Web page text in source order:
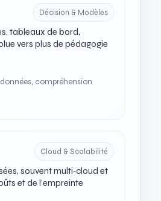
Décision & Modèles
tableaux de bord,
vers plus de pédagogie
compréhension
Cloud & Scalabilité
souvent multi‑cloud et
et de l’empreinte